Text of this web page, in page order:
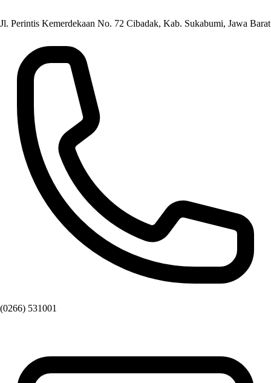
Jl. Perintis Kemerdekaan No. 72 Cibadak, Kab. Sukabumi, Jawa Barat
(0266) 531001